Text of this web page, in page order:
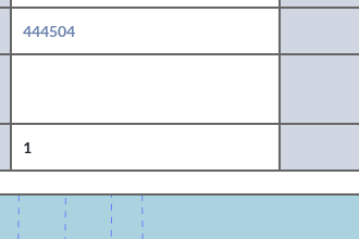
444504
1